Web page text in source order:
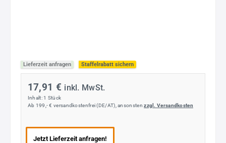
Lieferzeit anfragen Staffelrabatt sichern
17,91 € inkl. MwSt.
Inhalt: 1 Stück
Ab 199,- € versandkostenfrei (DE/AT), ansonstenzzgl. Versandkosten
Jetzt Lieferzeit anfragen!